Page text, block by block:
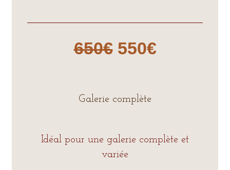
650€550€
Galerie complète
Idéal pour une galerie complète et
variée